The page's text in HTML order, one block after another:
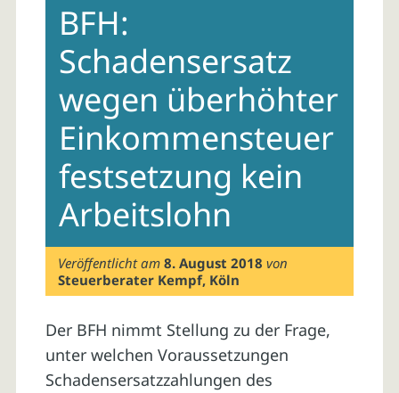
contentBFH:
Schadensersatz
wegen überhöhter
Einkommensteuer
festsetzung kein
Arbeitslohn
Veröffentlicht am8. August 2018 von
Steuerberater Kempf, Köln
Der BFH nimmt Stellung zu der Frage,
unter welchen Voraussetzungen
Schadensersatzzahlungen des